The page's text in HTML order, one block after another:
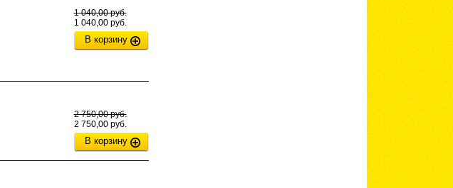
1 040,00 руб.
1 040,00 руб.
В корзину
2 750,00 руб.
2 750,00 руб.
В корзину